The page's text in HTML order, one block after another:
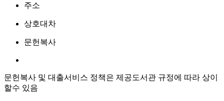
주소
상호대차
문헌복사
문헌복사 및 대출서비스 정책은 제공도서관 규정에 따라 상이
할수 있음